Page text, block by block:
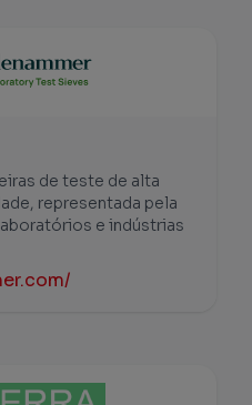
de teste de alta
representada pela
e indústrias